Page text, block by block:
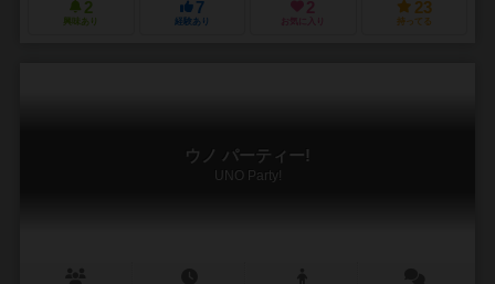
2
興味あり
7
経験あり
2
お気に入り
23
持ってる
ウノ パーティー!
UNO Party!